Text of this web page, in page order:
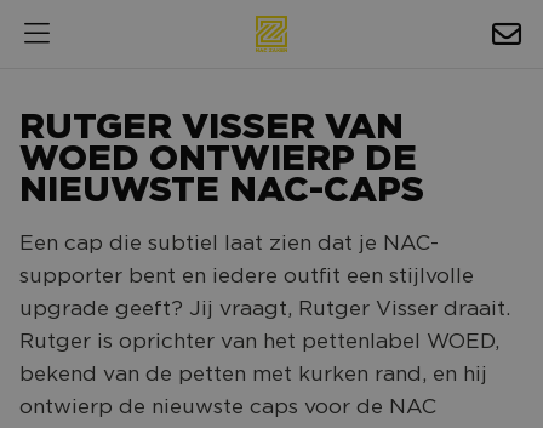
EXPOSURE
NIEUWS
AGENDA
NAC ZAKELIJK
MAGAZINES
FOTO'S & VIDEO'S
RUTGER VISSER VAN
WOED ONTWIERP DE
NIEUWSTE NAC-CAPS
Een cap die subtiel laat zien dat je NAC-
supporter bent en iedere outfit een stijlvolle
upgrade geeft? Jij vraagt, Rutger Visser draait.
Rutger is oprichter van het pettenlabel WOED,
bekend van de petten met kurken rand, en hij
ontwierp de nieuwste caps voor de NAC